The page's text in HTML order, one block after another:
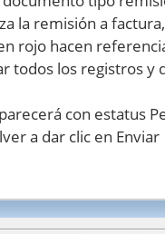
la remisión a
rojo hacen
todos los registros
con estatus
a dar clic en Enviar